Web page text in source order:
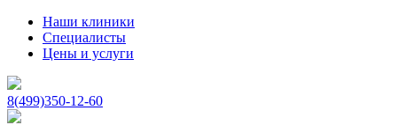
Наши клиники
Специалисты
Цены и услуги
8(499)350-12-60